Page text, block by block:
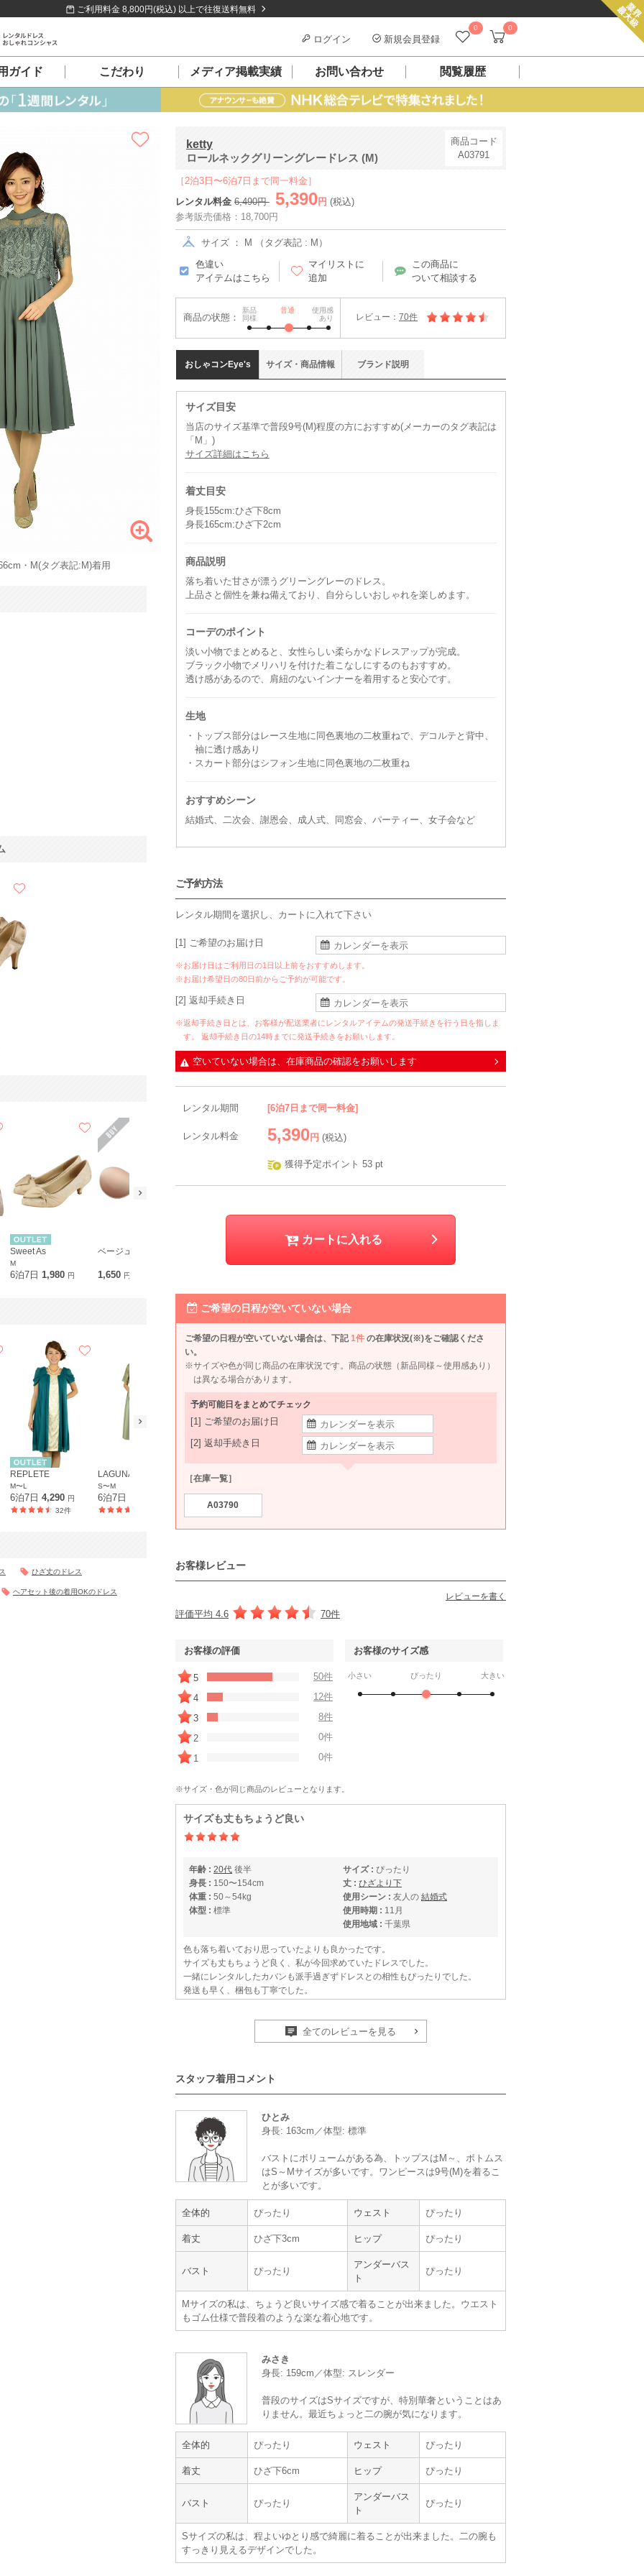
ご利用料金 8,800円(税込) 以上で往復送料無料
0 0
ログイン 新規会員登録
ガイド こだわり メディア掲載実績 お問い合わせ 閲覧履歴
ketty
ロールネックグリーングレードレス (M)
商品コード
A03791
［2泊3日〜6泊7日まで同一料金］
レンタル料金 6,490円 5,390 円 (税込)
参考販売価格：18,700円
サイズ ： M （タグ表記 : M）
色違い
アイテムはこちら
マイリストに
追加
この商品に
ついて相談する
商品の状態：
新品
同様
普通
使用感
あり
レビュー： 70件
おしゃコンEye's
サイズ目安
当店のサイズ基準で普段9号(M)程度の方におすすめ(メーカーのタグ表記は
「M」)
サイズ詳細はこちら
着丈目安
身長155cm:ひざ下8cm
身長165cm:ひざ下2cm
商品説明
落ち着いた甘さが漂うグリーングレーのドレス。
上品さと個性を兼ね備えており、自分らしいおしゃれを楽しめます。
コーデのポイント
淡い小物でまとめると、女性らしい柔らかなドレスアップが完成。
ブラック小物でメリハリを付けた着こなしにするのもおすすめ。
透け感があるので、肩紐のないインナーを着用すると安心です。
生地
・トップス部分はレース生地に同色裏地の二枚重ねで、デコルテと背中、
袖に透け感あり
・スカート部分はシフォン生地に同色裏地の二枚重ね
おすすめシーン
結婚式、二次会、謝恩会、成人式、同窓会、パーティー、女子会など
サイズ・ 商品情報 ブランド説明
ご予約方法
レンタル期間を選択し、カートに入れて下さい
[1] ご希望のお届け日
※お届け日はご利用日の1日以上前をおすすめします。
※お届け希望日の80日前からご予約が可能です。
[2] 返却手続き日
※返却手続き日とは、お客様が配送業者にレンタルアイテムの発送手続きを行う日を指しま
す。 返却手続き日の14時までに発送手続きをお願いします。
空いていない場合は、在庫商品の確認をお願いします
レンタル期間 [6泊7日まで同一料金]
レンタル料金 5,390 円 (税込)
獲得予定ポイント 53 pt
カートに入れる
ご希望の日程が空いていない場合
ご希望の日程が空いていない場合は、下記1件 の在庫状況(※)をご確認くださ
い。
※サイズや色が同じ商品の在庫状況です。商品の状態（新品同様～使用感あり）
は異なる場合があります。
予約可能日をまとめてチェック
[1] ご希望のお届け日
[2] 返却手続き日
［在庫一覧］
A03790
お客様レビュー
レビューを書く
評価平均 4.6 70件
お客様の評価
5
50件
4
12件
3
8件
2
0件
1
0件
お客様のサイズ感
小さい ぴったり 大きい
※サイズ・色が同じ商品のレビューとなります。
サイズも丈もちょうど良い
年齢 : 20代 後半
身長 : 150〜154cm
体重 : 50～54kg
体型 : 標準
サイズ : ぴったり
丈 : ひざより下
使用シーン : 友人の 結婚式
使用時期 : 11月
使用地域 : 千葉県
色も落ち着いており思っていたよりも良かったです。
サイズも丈もちょうど良く、私が今回求めていたドレスでした。
一緒にレンタルしたカバンも派手過ぎずドレスとの相性もぴったりでした。
発送も早く、梱包も丁寧でした。
初の友人の結婚式でしたので良い思い出になりました。
また機会がありましたら必ず利用したいと思います。
ありがとうございました!!
【一緒に注文した商品】
Hermoso luxe
肌ざわりの良いドレス
身長 :
155〜159cm
体型 :
丈 : ひざ丈
使用シーン :
使用時期 :
使用地域 :
デザインで選びました。
肌ざわりも良くサイズもぴったりでした。
また利用させて頂きます。
可愛かったので2回目のレンタルです
【A03790
年齢 :
身長 :155〜159cm
体重 :
体型 :標準
サイズ :ぴったり
丈 : ひざより少し下
使用シーン :
結婚式
使用時期 :11月
使用地域 :
京都府
サイズもピッタリで可愛かったので2回目のレンタルでした。
今回も大変満足でした。
サイトは口コミがあるので詳細が分かりやすく、選びやすいです。
全てのレビューを見る
スタッフ着用コメント
ひとみ
身長: 163cm／体型: 標準
バストにボリュームがある為、トップスはM～、ボトムス
はS～Mサイズが多いです。ワンピースは9号(M)を着るこ
とが多いです。
全体的 ぴったり ウェスト ぴったり
着丈 ひざ下3cm ヒップ ぴったり
バスト ぴったり
アンダーバス
ト
ぴったり
Mサイズの私は、ちょうど良いサイズ感で着ることが出来ました。ウエスト
もゴム仕様で普段着のような楽な着心地です。
みさき
身長: 159cm／体型: スレンダー
普段のサイズはSサイズですが、特別華奢ということはあ
りません。最近ちょっと二の腕が気になります。
全体的 ぴったり ウェスト ぴったり
着丈 ひざ下6cm ヒップ ぴったり
バスト ぴったり
アンダーバス
ト
ぴったり
Sサイズの私は、程よいゆとり感で綺麗に着ることが出来ました。二の腕も
すっきり見えるデザインでした。
・M(タグ表記:M)着用
Sweet As
M
6泊7日1,980 円 1,650 円
M
REPLETE
M〜L
6泊7日4,290 円
32件
LAGUNAMOON
S〜M
6泊7日
EMMEL REFINES
6泊7日6,490
21件
ひざ丈のドレス
ヘアセット後の着用OKのドレス